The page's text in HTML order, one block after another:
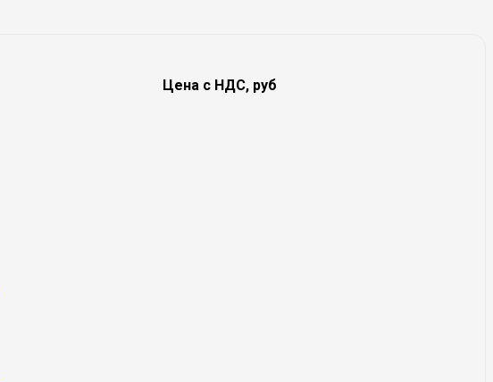
Цена с НДС, руб